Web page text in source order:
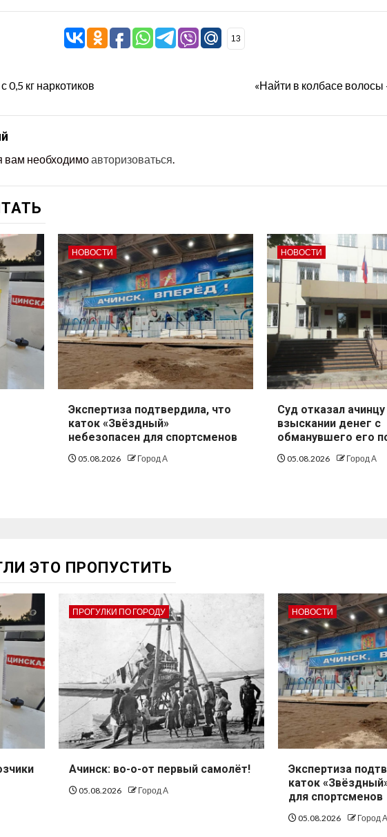
13
кг наркотиков
«Найти в колбасе волосы
вам необходимоавторизоваться
НОВОСТИ
Экспертиза подтвердила, что
каток «Звёздный»
небезопасен для спортсменов
05.08.2026 Город А
НОВОСТИ
Суд отказал ачинцу
взыскании денег с
обманувшего его
05.08.2026 Город А
ЭТО ПРОПУСТИТЬ
ПРОГУЛКИ ПО ГОРОДУ
Ачинск: во-о-от первый самолёт!
05.08.2026 Город А
НОВОСТИ
Экспертиза
каток
для спортсменов
05.08.2026 Город А